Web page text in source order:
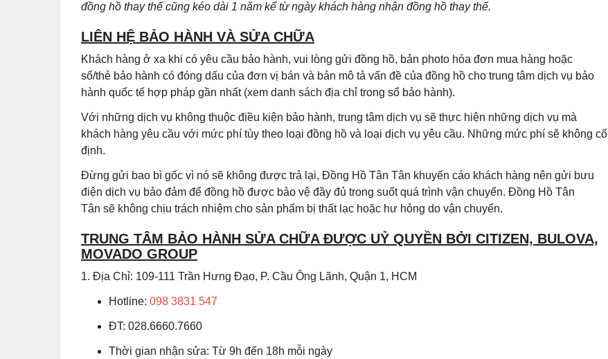
đồng hồ thay thế cũng kéo dài 1 năm kể từ ngày khách hàng nhận đồng hồ thay thế.
LIÊN HỆ BẢO HÀNH VÀ SỬA CHỮA
Khách hàng ở xa khi có yêu cầu bảo hành, vui lòng gửi đồng hồ, bản photo hóa đơn mua hàng hoặc
sổ/thẻ bảo hành có đóng dấu của đơn vị bán và bản mô tả vấn đề của đồng hồ cho trung tâm dịch vụ bảo
hành quốc tế hợp pháp gần nhất (xem danh sách địa chỉ trong sổ bảo hành).
Với những dịch vụ không thuộc điều kiện bảo hành, trung tâm dịch vụ sẽ thực hiện những dịch vụ mà
khách hàng yêu cầu với mức phí tùy theo loại đồng hồ và loại dịch vụ yêu cầu. Những mức phí sẽ không cố
định.
Đừng gửi bao bì gốc vì nó sẽ không được trả lại, Đồng Hồ Tân Tân khuyến cáo khách hàng nên gửi bưu
điện dịch vụ bảo đảm để đồng hồ được bảo vệ đầy đủ trong suốt quá trình vận chuyển. Đồng Hồ Tân
Tân sẽ không chịu trách nhiệm cho sản phẩm bị thất lạc hoặc hư hỏng do vận chuyển.
TRUNG TÂM BẢO HÀNH SỬA CHỮA ĐƯỢC UỶ QUYỀN BỞI CITIZEN, BULOVA,
MOVADO GROUP
1. Địa Chỉ: 109-111 Trần Hưng Đạo, P. Cầu Ông Lãnh, Quận 1, HCM
Hotline: 098 3831 547
ĐT: 028.6660.7660
Thời gian nhận sửa: Từ 9h đến 18h mỗi ngày